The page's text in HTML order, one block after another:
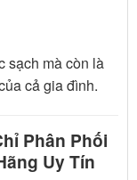
sạch mà còn là
cả gia đình.
Phân Phối
Uy Tín